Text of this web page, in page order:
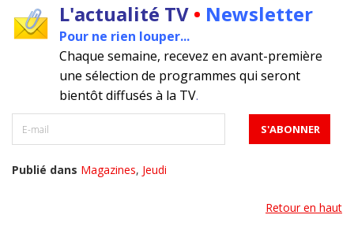
L'actualité TV • Newsletter
Pour ne rien louper...
Chaque semaine, recevez en avant-première
une sélection de programmes qui seront
bientôt diffusés à la TV.
Publié dans Magazines, Jeudi
Retour en haut